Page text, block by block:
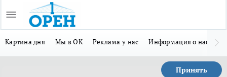
Картина дня Мы в ОК Реклама у нас Информация о нас
Принять